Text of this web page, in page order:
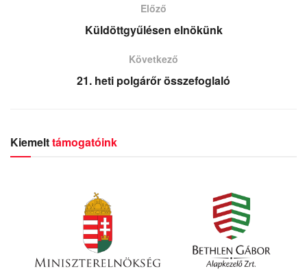
Előző
Küldöttgyűlésen elnökünk
Következő
21. heti polgárőr összefoglaló
Kiemelttámogatóink